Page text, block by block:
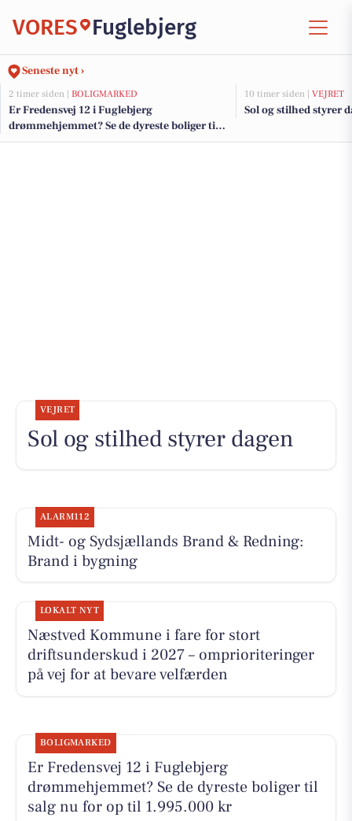
VORES Fuglebjerg
Seneste nyt ›
2 timer siden | BOLIGMARKED
Er Fredensvej 12 i Fuglebjerg
drømmehjemmet? Se de dyreste boliger til
salg nu for op til 1.995.000 kr
10 timer siden | VEJRET
Sol og stilhed styrer
VEJRET
Sol og stilhed styrer dagen
ALARM112
Midt- og Sydsjællands Brand & Redning:
Brand i bygning
LOKALT NYT
Næstved Kommune i fare for stort
driftsunderskud i 2027 – omprioriteringer
på vej for at bevare velfærden
BOLIGMARKED
Er Fredensvej 12 i Fuglebjerg
drømmehjemmet? Se de dyreste boliger til
salg nu for op til 1.995.000 kr